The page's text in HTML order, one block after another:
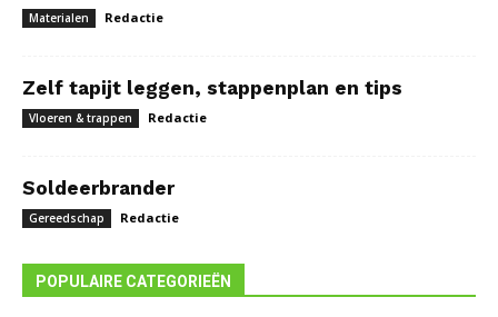
Materialen Redactie
Zelf tapijt leggen, stappenplan en tips
Vloeren & trappen Redactie
Soldeerbrander
Gereedschap Redactie
POPULAIRE CATEGORIEËN